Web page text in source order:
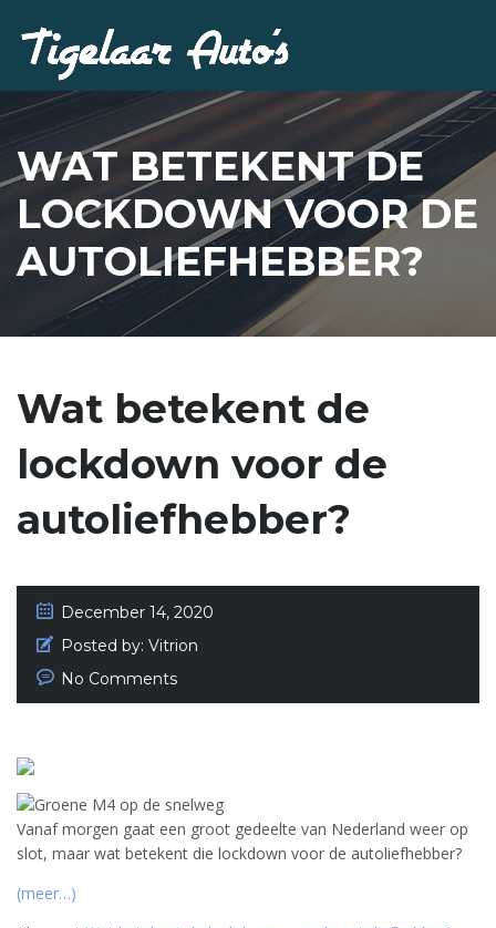
WAT BETEKENT DE
LOCKDOWN VOOR DE
AUTOLIEFHEBBER?
Wat betekent de
lockdown voor de
autoliefhebber?
December 14, 2020
Posted by: Vitrion
No Comments
Vanaf morgen gaat een groot gedeelte van Nederland weer op
slot, maar wat betekent die lockdown voor de autoliefhebber?
(meer…)